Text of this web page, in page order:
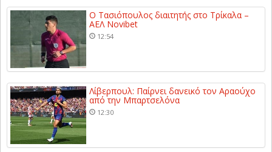
Ο Τασιόπουλος διαιτητής στο Τρίκαλα –
ΑΕΛ Novibet
12:54
Λίβερπουλ: Παίρνει δανεικό τον Αραούχο
από την Μπαρτσελόνα
12:30